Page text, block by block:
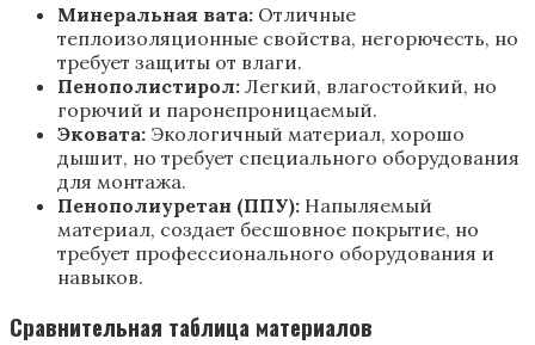
Минеральная вата: Отличные
теплоизоляционные свойства, негорючесть, но
требует защиты от влаги.
Пенополистирол: Легкий, влагостойкий, но
горючий и паронепроницаемый.
Эковата: Экологичный материал, хорошо
дышит, но требует специального оборудования
для монтажа.
Пенополиуретан (ППУ): Напыляемый
материал, создает бесшовное покрытие, но
требует профессионального оборудования и
навыков.
Сравнительная таблица материалов